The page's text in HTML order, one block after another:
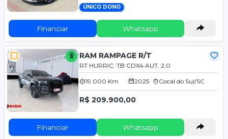
ÚNICO DONO
Financiar Whatsapp
RAM RAMPAGE R/T
RT HURRIC. TB CDX4 AUT. 2.0
19.000 Km 2025 Cocal do Sul/SC
R$ 209.900,00
Financiar Whatsapp